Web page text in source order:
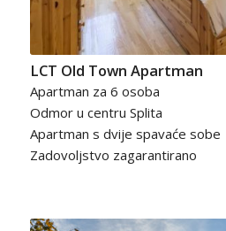
LCT Old Town Apartman
Apartman za 6 osoba
Odmor u centru Splita
Apartman s dvije spavaće sobe
Zadovoljstvo zagarantirano